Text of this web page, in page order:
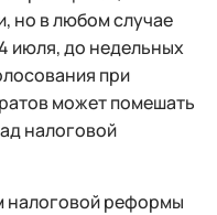
но в любом случае
июля, до недельных
при
может помешать
налоговой
налоговой реформы